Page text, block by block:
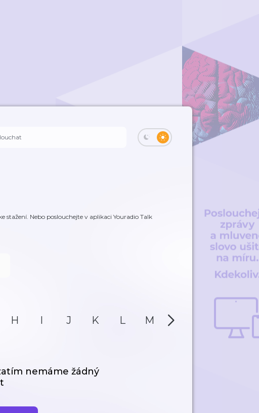
stažení. Nebo poslouchejte v aplikaci Youradio Talk
H I J K L M N
nemáme žádný